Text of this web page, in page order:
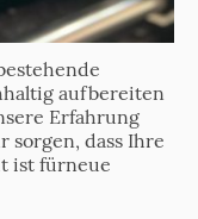
aufbereiten
Erfahrung
sorgen, dass Ihre
ist fürneue